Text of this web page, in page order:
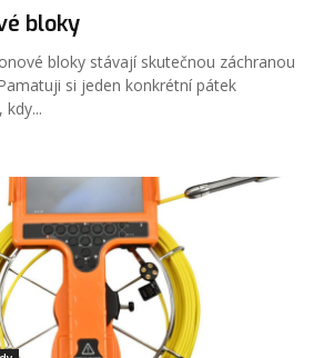
bloky
bloky stávají skutečnou záchranou
kdy...